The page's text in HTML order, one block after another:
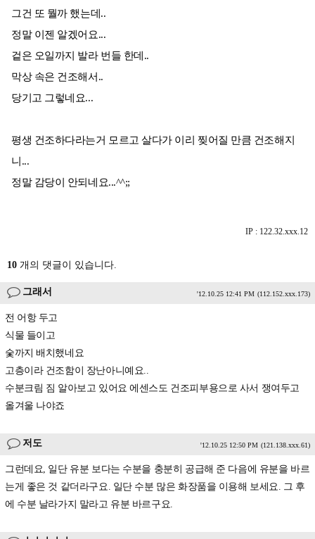
그건 또 뭘까 했는데..
정말 이젠 알겠어요...
겉은 오일까지 발라 번들 한데..
막상 속은 건조해서..
당기고 그렇네요...
평생 건조하다라는거 모르고 살다가 이리 찢어질 만큼 건조해지
니...
정말 감당이 안되네요...^^;;
IP : 122.32.xxx.12
10 개의 댓글이 있습니다.
그래서 '12.10.25 12:41 PM (112.152.xxx.173)
전 어항 두고
식물 들이고
숯까지 배치했네요
고층이라 건조함이 장난아니예요..
수분크림 짐 알아보고 있어요 에센스도 건조피부용으로 사서 쟁여두고
올겨울 나야죠
저도 '12.10.25 12:50 PM (121.138.xxx.61)
그런데요, 일단 유분 보다는 수분을 충분히 공급해 준 다음에 유분을 바르
는게 좋은 것 같더라구요. 일단 수분 많은 화장품을 이용해 보세요. 그 후
에 수분 날라가지 말라고 유분 바르구요.